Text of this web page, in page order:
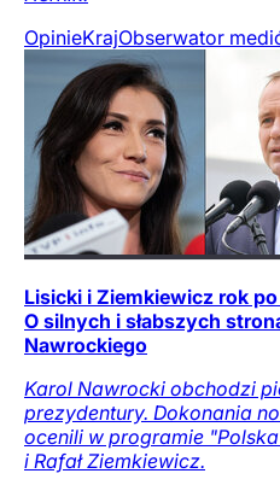
OpinieKrajObserwator
Lisicki i Ziemkiewicz rok
O silnych i słabszych
Nawrockiego
Karol Nawrocki obchodzi
prezydentury. Dokonania
ocenili w programie
i Rafał Ziemkiewicz.